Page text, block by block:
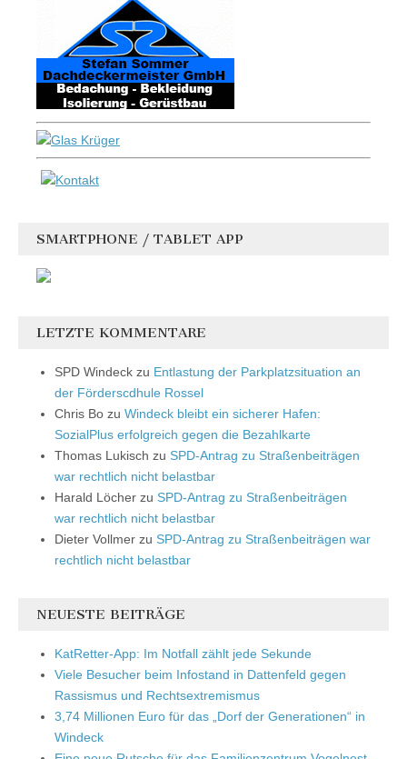
SMARTPHONE / TABLET APP
LETZTE KOMMENTARE
SPD Windeck zu Entlastung der Parkplatzsituation an
der Förderscdhule Rossel
Chris Bo zu Windeck bleibt ein sicherer Hafen:
SozialPlus erfolgreich gegen die Bezahlkarte
Thomas Lukisch zu SPD-Antrag zu Straßenbeiträgen
war rechtlich nicht belastbar
Harald Löcher zu SPD-Antrag zu Straßenbeiträgen
war rechtlich nicht belastbar
Dieter Vollmer zu SPD-Antrag zu Straßenbeiträgen war
rechtlich nicht belastbar
NEUESTE BEITRÄGE
KatRetter-App: Im Notfall zählt jede Sekunde
Viele Besucher beim Infostand in Dattenfeld gegen
Rassismus und Rechtsextremismus
3,74 Millionen Euro für das „Dorf der Generationen“ in
Windeck